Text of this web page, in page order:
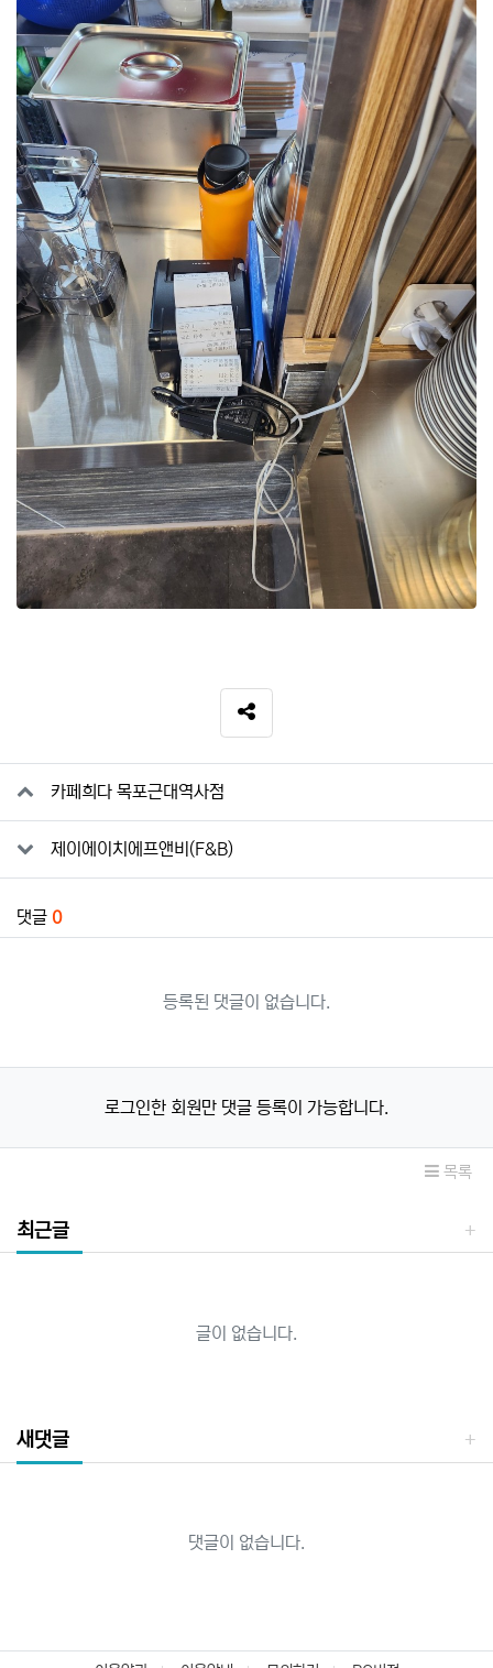
SNS 공유
관련자료카페희다 목포근대역사점
제이에이치에프앤비(F&B)
댓글 0
등록된 댓글이 없습니다.
로그인한 회원만 댓글 등록이 가능합니다.
목록
최근글
글이 없습니다.
새댓글
댓글이 없습니다.